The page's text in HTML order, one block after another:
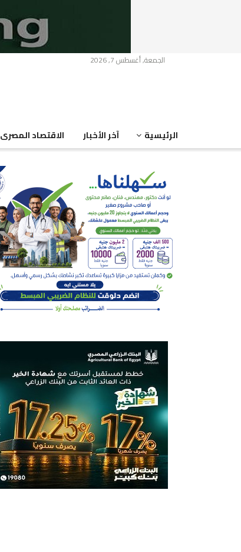
الجمعة, أغسطس 7, 2026
الرئيسية آخر الأخبار الاقتصاد المصرى